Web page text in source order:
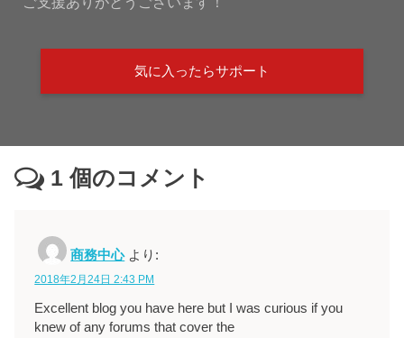
気に入ったらサポート
1 個のコメント
商務中心 より:
2018年2月24日 2:43 PM
Excellent blog you have here but I was curious if you
knew of any forums that cover the